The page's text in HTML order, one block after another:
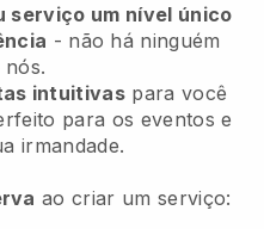
serviço um nível único
- não há ninguém
intuitivas para você
para os eventos e
irmandade.
ao criar um serviço: